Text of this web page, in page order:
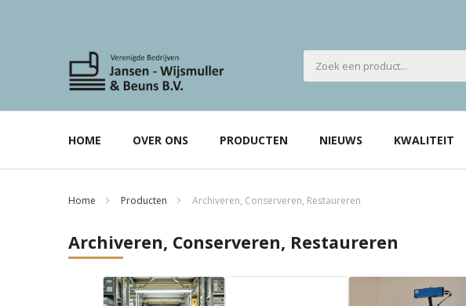
HOME OVER ONS PRODUCTEN NIEUWS KWALITEIT
Home Producten Archiveren, Conserveren, Restaureren
Archiveren, Conserveren, Restaureren